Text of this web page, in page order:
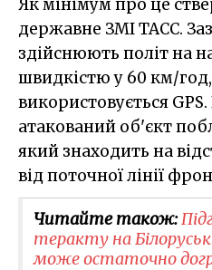
Як мінімум про це
державне ЗМІ ТАСС.
здійснюють політ на
швидкістю у 60 км/год,
використовується
атакований об'єкт
який знаходить на
від поточної лінії
Читайте також:
теракту на
може остаточно